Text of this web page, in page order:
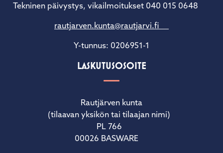
Tekninen päivystys, vikailmoitukset 040 015 0648
rautjarven.kunta@rautjarvi.fi
Y-tunnus: 0206951-1
LASKUTUSOSOITE
Rautjärven kunta
(tilaavan yksikön tai tilaajan nimi)
PL 766
00026 BASWARE